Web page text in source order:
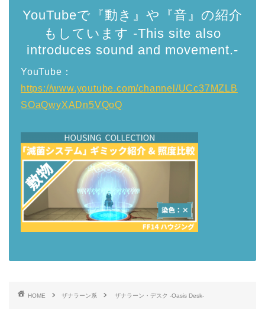
YouTubeで『動き』や『音』の紹介
もしています -This site also
introduces sound and movement.-
YouTube：
https://www.youtube.com/channel/UCc37MZLB
SOaQwyXADn5VQoQ
HOME ザナラーン系 ザナラーン・デスク -Oasis Desk-